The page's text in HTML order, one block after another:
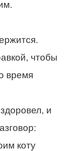
чтобы
время
и
коту